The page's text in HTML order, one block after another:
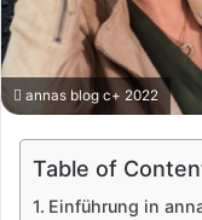
annas blog c+ 2022
Table of
Einführung in